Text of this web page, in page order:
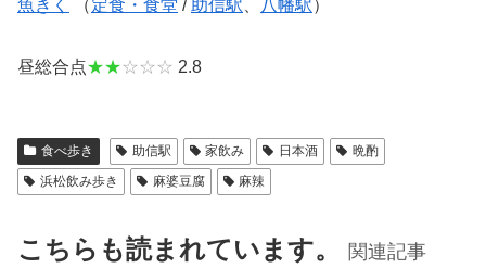
魚きく （定食・食堂 / 助信駅 八幡駅）
昼総合点★★☆☆☆ 2.8
食べ歩き 助信駅 家飲み 日本酒
晩酌
浜松飲み歩き
麻婆豆腐 麻辣
こちらも読まれています。 関連記事